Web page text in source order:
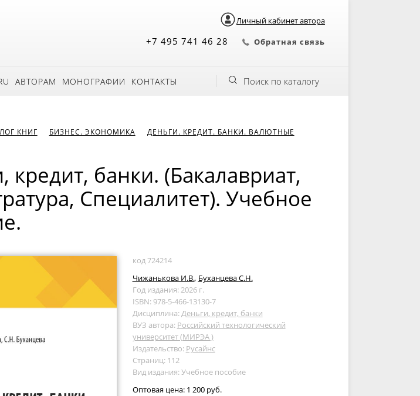
Личный кабинет автора
+7 495 741 46 28 Обратная связь
АВТОРАМ МОНОГРАФИИ КОНТАКТЫ Поиск по каталогу
КНИГ БИЗНЕС. ЭКОНОМИКА
ДЕНЬГИ. КРЕДИТ. БАНКИ. ВАЛЮТНЫЕ
кредит, банки. (Бакалавриат,
Специалитет). Учебное
код 724214
Чижанькова И.В., Буханцева С.Н.
Год издания: 2026 г.
ISBN: 978-5-466-13130-7
Дисциплина:Деньги, кредит, банки
ВУЗ автора: Российский технологический
университет (МИРЭА )
Издательство: Русайнс
Страниц: 112
Вид издания: Учебное пособие
Оптовая цена: 1 200 руб.